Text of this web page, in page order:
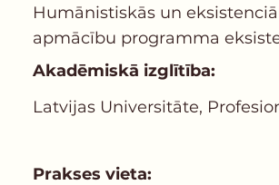
Humānistiskās un
apmācību programma
Akadēmiskā izglītība:
Latvijas Universitāte,
Prakses vieta: